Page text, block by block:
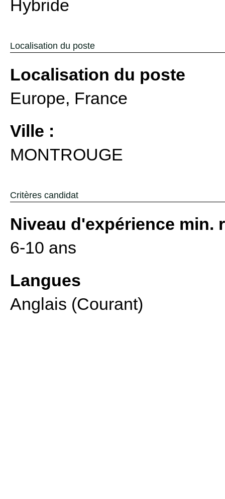
Hybride
Localisation du poste
Localisation du poste
Europe, France
Ville :
MONTROUGE
Critères candidat
Niveau d'expérience min.
6-10 ans
Langues
Anglais (Courant)